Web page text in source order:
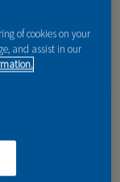
of cookies on your
and assist in our